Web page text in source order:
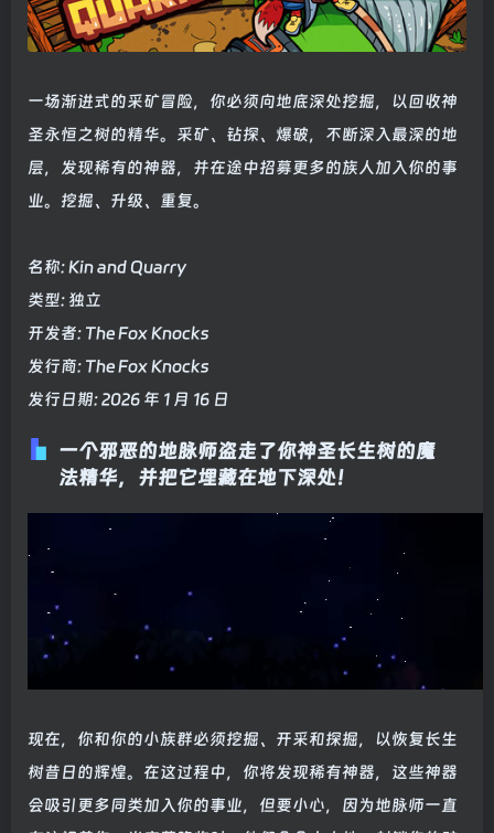
一场渐进式的采矿冒险，你必须向地底深处挖掘，以回收神
圣永恒之树的精华。采矿、钻探、爆破，不断深入最深的地
层，发现稀有的神器，并在途中招募更多的族人加入你的事
业。挖掘、升级、重复。
名称: Kin and Quarry
类型: 独立
开发者: The Fox Knocks
发行商: The Fox Knocks
发行日期: 2026 年 1 月 16 日
一个邪恶的地脉师盗走了你神圣长生树的魔
法精华，并把它埋藏在地下深处！
现在，你和你的小族群必须挖掘、开采和探掘，以恢复长生
树昔日的辉煌。在这过程中，你将发现稀有神器，这些神器
会吸引更多同类加入你的事业，但要小心，因为地脉师一直